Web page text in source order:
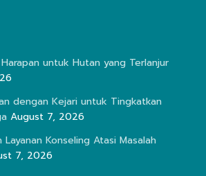
Harapan untuk Hutan yang Terlanjur
dengan Kejari untuk Tingkatkan
August 7, 2026
Layanan Konseling Atasi Masalah
7, 2026